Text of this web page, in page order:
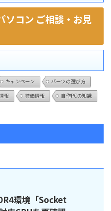
ソコン ご相談・お見
キャンペーン
パーツの選び方
報 特価情報
自作PCの知識
環境「Socket